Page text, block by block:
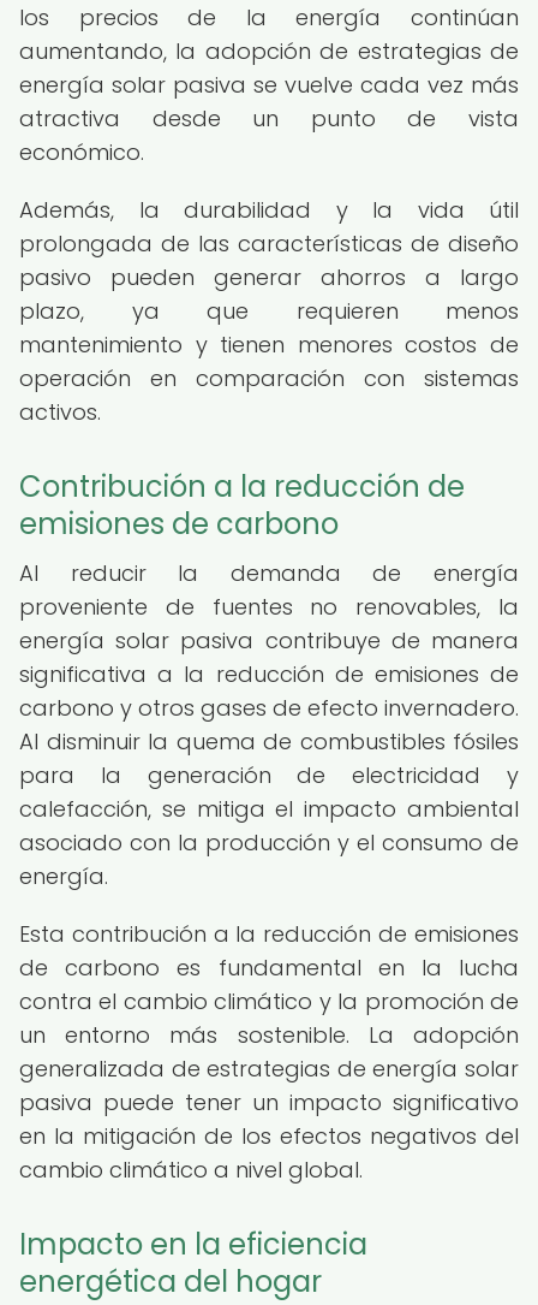
los precios de la energía continúan
aumentando, la adopción de estrategias de
energía solar pasiva se vuelve cada vez más
atractiva desde un punto de vista
económico.
Además, la durabilidad y la vida útil
prolongada de las características de diseño
pasivo pueden generar ahorros a largo
plazo, ya que requieren menos
mantenimiento y tienen menores costos de
operación en comparación con sistemas
activos.
Contribución a la reducción de
emisiones de carbono
Al reducir la demanda de energía
proveniente de fuentes no renovables, la
energía solar pasiva contribuye de manera
significativa a la reducción de emisiones de
carbono y otros gases de efecto invernadero.
Al disminuir la quema de combustibles fósiles
para la generación de electricidad y
calefacción, se mitiga el impacto ambiental
asociado con la producción y el consumo de
energía.
Esta contribución a la reducción de emisiones
de carbono es fundamental en la lucha
contra el cambio climático y la promoción de
un entorno más sostenible. La adopción
generalizada de estrategias de energía solar
pasiva puede tener un impacto significativo
en la mitigación de los efectos negativos del
cambio climático a nivel global.
Impacto en la eficiencia
energética del hogar